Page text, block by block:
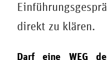
direkt zu klären.
Darf eine WEG